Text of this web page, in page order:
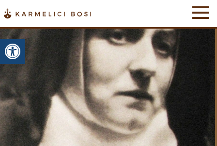
Otwórz pasek narzędzi